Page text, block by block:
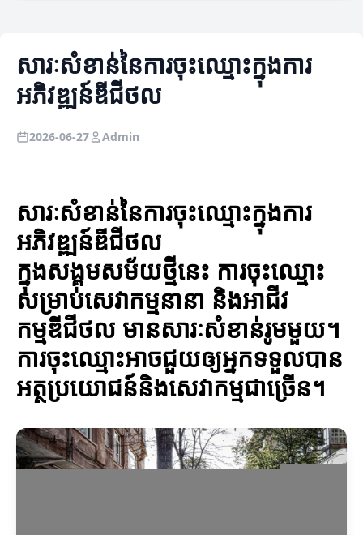
សារៈសំខាន់នៃការចុះឈ្មោះក្នុងការ
អភិវឌ្ឍន៍ឌីជីថល
2026-06-27 Admin
សារៈសំខាន់នៃការចុះឈ្មោះក្នុងការ
អភិវឌ្ឍន៍ឌីជីថល
ក្នុងសង្គមសម័យថ្មីនេះ ការចុះឈ្មោះ
សម្រាប់សេវាកម្មនានា និងអាជីវ
កម្មឌីជីថល មានសារៈសំខាន់រូមមួយ។
ការចុះឈ្មោះអាចជួយឲ្យអ្នកទទួលបាន
អត្ថប្រយោជន៍និងសេវាកម្មជាច្រើន។